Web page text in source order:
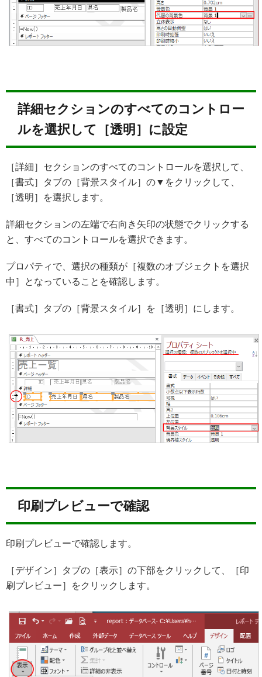
詳細セクションのすべてのコントロー
ルを選択して［透明］に設定
［詳細］セクションのすべてのコントロールを選択して、
［書式］タブの［背景スタイル］の▼をクリックして、
［透明］を選択します。
詳細セクションの左端で右向き矢印の状態でクリックする
と、すべてのコントロールを選択できます。
プロパティで、選択の種類が［複数のオブジェクトを選択
中］となっていることを確認します。
［書式］タブの［背景スタイル］を［透明］にします。
印刷プレビューで確認
印刷プレビューで確認します。
［デザイン］タブの［表示］の下部をクリックして、［印
刷プレビュー］をクリックします。